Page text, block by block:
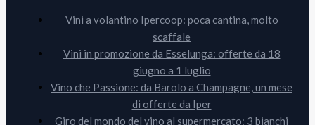
Vini a volantino Ipercoop: poca cantina, molto
scaffale
Vini in promozione da Esselunga: offerte da 18
giugno a 1 luglio
Vino che Passione: da Barolo a Champagne, un mese
di offerte da Iper
Giro del mondo del vino al supermercato: 3 bianchi